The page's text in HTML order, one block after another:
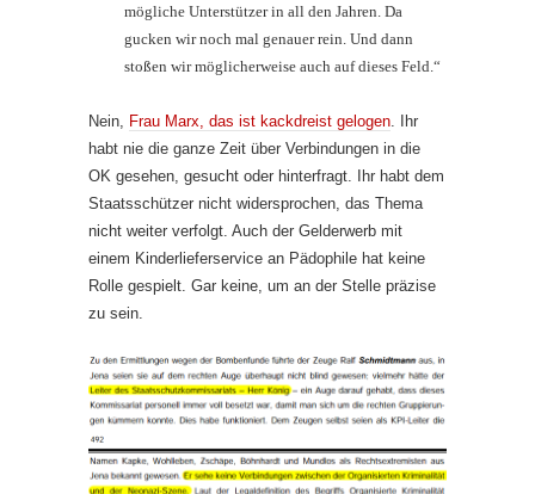
mögliche Unterstützer in all den Jahren. Da
gucken wir noch mal genauer rein. Und dann
stoßen wir möglicherweise auch auf dieses Feld.“
Nein, Frau Marx, das ist kackdreist gelogen . Ihr
habt nie die ganze Zeit über Verbindungen in die
OK gesehen, gesucht oder hinterfragt. Ihr habt dem
Staatsschützer nicht widersprochen, das Thema
nicht weiter verfolgt. Auch der Gelderwerb mit
einem Kinderlieferservice an Pädophile hat keine
Rolle gespielt. Gar keine, um an der Stelle präzise
zu sein.